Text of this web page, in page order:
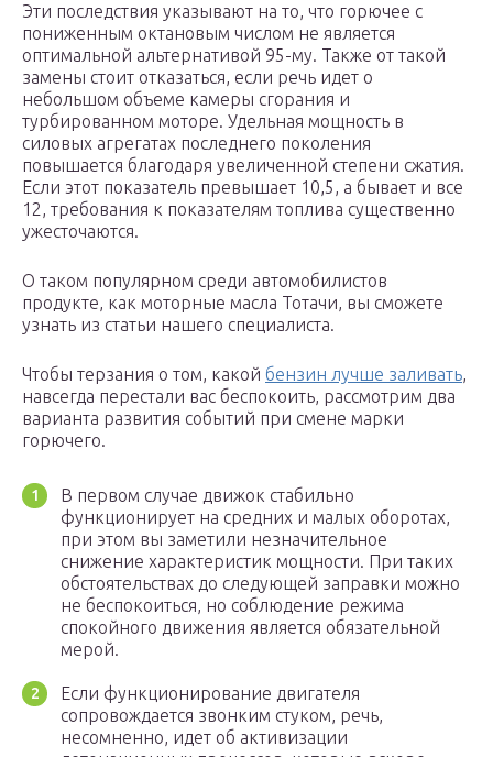
Эти последствия указывают на то, что горючее с
пониженным октановым числом не является
оптимальной альтернативой 95-му. Также от такой
замены стоит отказаться, если речь идет о
небольшом объеме камеры сгорания и
турбированном моторе. Удельная мощность в
силовых агрегатах последнего поколения
повышается благодаря увеличенной степени сжатия.
Если этот показатель превышает 10,5, а бывает и все
12, требования к показателям топлива существенно
ужесточаются.
О таком популярном среди автомобилистов
продукте, как моторные масла Тотачи, вы сможете
узнать из статьи нашего специалиста.
Чтобы терзания о том, какой бензин лучше заливать,
навсегда перестали вас беспокоить, рассмотрим два
варианта развития событий при смене марки
горючего.
В первом случае движок стабильно
функционирует на средних и малых оборотах,
при этом вы заметили незначительное
снижение характеристик мощности. При таких
обстоятельствах до следующей заправки можно
не беспокоиться, но соблюдение режима
спокойного движения является обязательной
мерой.
Если функционирование двигателя
сопровождается звонким стуком, речь,
несомненно, идет об активизации